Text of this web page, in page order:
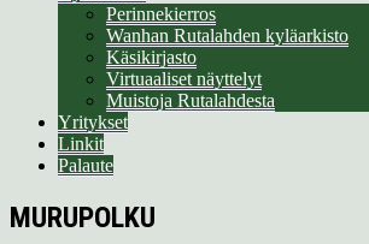
Perinnekierros
Wanhan Rutalahden kyläarkisto
Käsikirjasto
Virtuaaliset näyttelyt
Muistoja Rutalahdesta
Yritykset
Linkit
Palaute
MURUPOLKU